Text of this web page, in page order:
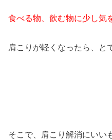
食べる物、飲む物に少し気
肩こりが軽くなったら、と
そこで、肩こり解消にいい